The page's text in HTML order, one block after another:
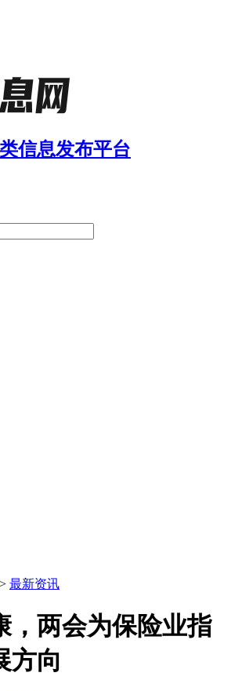
信息发布平台
> 最新资讯
，两会为保险业指
方向